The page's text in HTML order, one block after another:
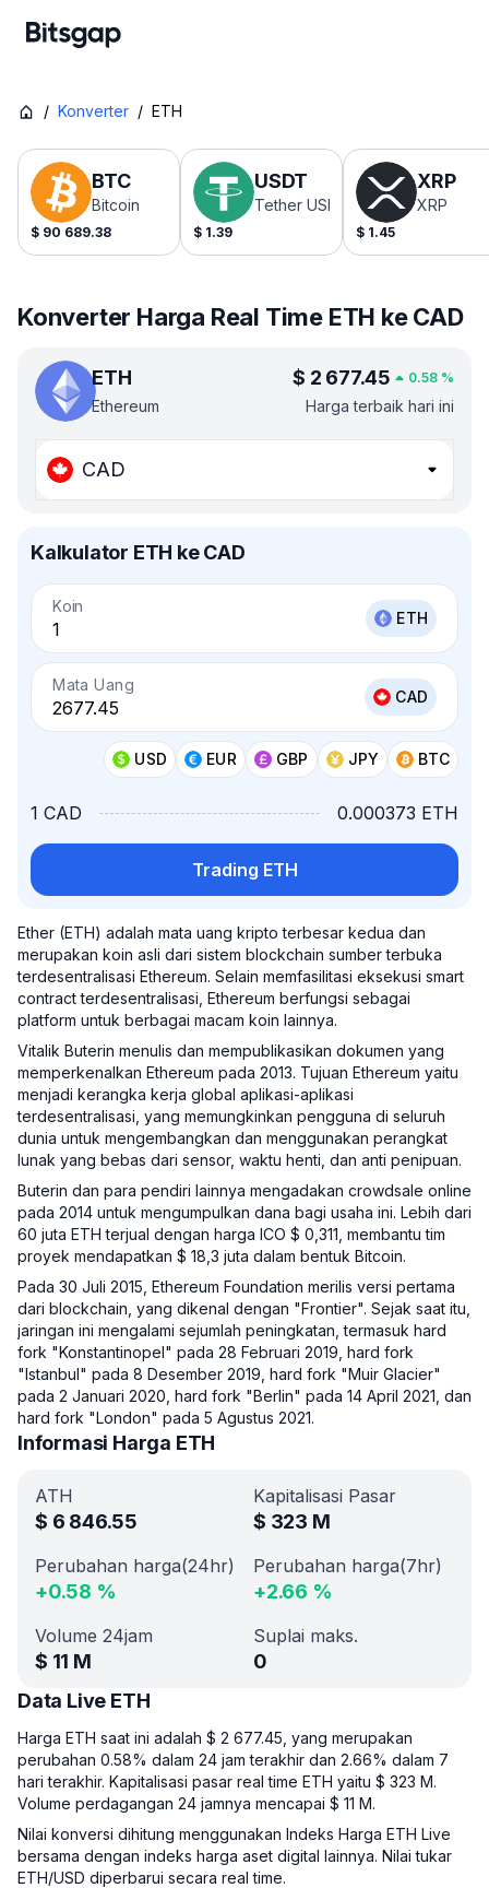
/ Konverter / ETH
BTC
Bitcoin
$ 90 689.38
USDT
Tether USDt
$ 1.39
XRP
XRP
$ 1.45
Konverter Harga Real Time ETH ke CAD
ETH
Ethereum
$ 2 677.45 0.58 %
Harga terbaik hari ini
CAD
Kalkulator ETH ke CAD
Koin
ETH
Mata Uang
CAD
USD EUR GBP JPY BTC
1 CAD 0.000373 ETH
Trading ETH
Ether (ETH) adalah mata uang kripto terbesar kedua dan
merupakan koin asli dari sistem blockchain sumber terbuka
terdesentralisasi Ethereum. Selain memfasilitasi eksekusi smart
contract terdesentralisasi, Ethereum berfungsi sebagai
platform untuk berbagai macam koin lainnya.
Vitalik Buterin menulis dan mempublikasikan dokumen yang
memperkenalkan Ethereum pada 2013. Tujuan Ethereum yaitu
menjadi kerangka kerja global aplikasi-aplikasi
terdesentralisasi, yang memungkinkan pengguna di seluruh
dunia untuk mengembangkan dan menggunakan perangkat
lunak yang bebas dari sensor, waktu henti, dan anti penipuan.
Buterin dan para pendiri lainnya mengadakan crowdsale online
pada 2014 untuk mengumpulkan dana bagi usaha ini. Lebih dari
60 juta ETH terjual dengan harga ICO $ 0,311, membantu tim
proyek mendapatkan $ 18,3 juta dalam bentuk Bitcoin.
Pada 30 Juli 2015, Ethereum Foundation merilis versi pertama
dari blockchain, yang dikenal dengan "Frontier". Sejak saat itu,
jaringan ini mengalami sejumlah peningkatan, termasuk hard
fork "Konstantinopel" pada 28 Februari 2019, hard fork
"Istanbul" pada 8 Desember 2019, hard fork "Muir Glacier"
pada 2 Januari 2020, hard fork "Berlin" pada 14 April 2021, dan
hard fork "London" pada 5 Agustus 2021.
Informasi Harga ETH
ATH
$ 6 846.55
Kapitalisasi Pasar
$ 323 M
Perubahan harga(24hr)
+0.58 %
Perubahan harga(7hr)
+2.66 %
Volume 24jam
$ 11 M
Suplai maks.
0
Data Live ETH
Harga ETH saat ini adalah $ 2 677.45, yang merupakan
perubahan 0.58% dalam 24 jam terakhir dan 2.66% dalam 7
hari terakhir. Kapitalisasi pasar real time ETH yaitu $ 323 M.
Volume perdagangan 24 jamnya mencapai $ 11 M.
Nilai konversi dihitung menggunakan Indeks Harga ETH Live
bersama dengan indeks harga aset digital lainnya. Nilai tukar
ETH/USD diperbarui secara real time.